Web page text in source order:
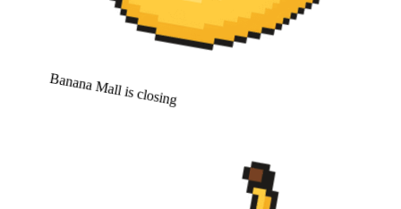
Banana Mall is closing